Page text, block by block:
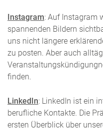
Instagram: Auf Instagram
spannenden Bildern
uns nicht längere
zu posten. Aber auch
finden.
LinkedIn: LinkedIn ist ein
berufliche Kontakte. Die
ersten Überblick über